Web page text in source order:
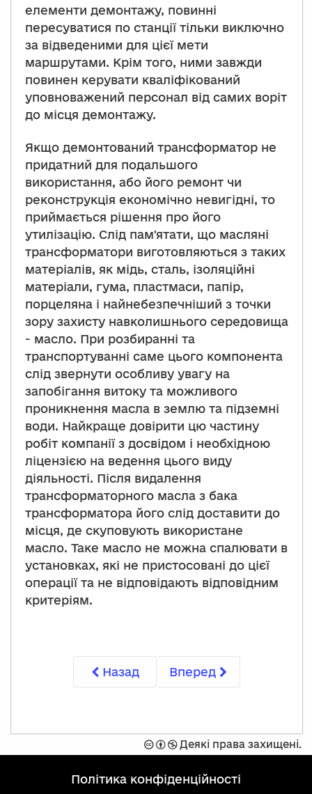
елементи демонтажу, повинні
пересуватися по станції тільки виключно
за відведеними для цієї мети
маршрутами. Крім того, ними завжди
повинен керувати кваліфікований
уповноважений персонал від самих воріт
до місця демонтажу.
Якщо демонтований трансформатор не
придатний для подальшого
використання, або його ремонт чи
реконструкція економічно невигідні, то
приймається рішення про його
утилізацію. Слід пам'ятати, що масляні
трансформатори виготовляються з таких
матеріалів, як мідь, сталь, ізоляційні
матеріали, гума, пластмаси, папір,
порцеляна і найнебезпечніший з точки
зору захисту навколишнього середовища
- масло. При розбиранні та
транспортуванні саме цього компонента
слід звернути особливу увагу на
запобігання витоку та можливого
проникнення масла в землю та підземні
води. Найкраще довірити цю частину
робіт компанії з досвідом і необхідною
ліцензією на ведення цього виду
діяльності. Після видалення
трансформаторного масла з бака
трансформатора його слід доставити до
місця, де скуповують використане
масло. Таке масло не можна спалювати в
установках, які не пристосовані до цієї
операції та не відповідають відповідним
критеріям.
Назад Вперед
Захищено
ліцензією
Commons
Спроможність
Не
комерційний
Деякі права захищені.
політика конфіденційності